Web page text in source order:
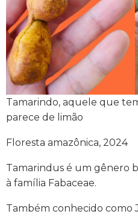
Tamarindo, aquele que
parece de limão
Floresta amazônica, 2024
Tamarindus é um gênero
à família Fabaceae.
Também conhecido como